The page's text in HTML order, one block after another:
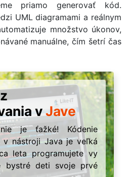
priamo generovať kód.
UML diagramami a reálnym
množstvo úkonov,
manuálne, čím šetrí čas
vJave
nie je ťažké! Kódenie
v nástroji Java je veľká
leta programujete vy
bystré deti svoje prvé